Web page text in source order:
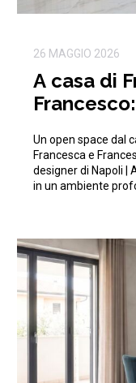
26 MAGGIO 2026
A casa di
tendenza
Un open space dal
Francesca e
designer di Napoli |
in un ambiente